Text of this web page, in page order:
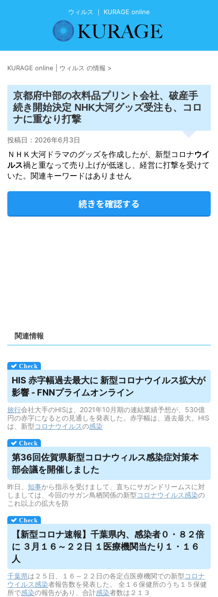
ウィルス ｜ KURAGE online
KURAGE online | ウィルス の情報 >
京都府中部の衣料品プリント会社、破産手
続き開始決定 NHK大河グッズ受注も、コロ
ナに重なり打撃
投稿日： 2026年6月3日
ＮＨＫ大河ドラマのグッズを作成したが、新型コロナウイ
ルス禍と重なって売り上げが低迷し、経営に打撃を受けて
いた。関連キーワードはありません
続きを確認する
関連情報
HIS 赤字幅過去最大に 新型コロナウイルス拡大が
影響 - FNNプライムオンライン
旅行会社大手のHISは、2021年10月期の連結業績予想が、530億
円の赤字になるとの見通しを発表した。赤字幅は、過去最大。HIS
は、新型コロナウイルスの感染
第36回佐賀県新型コロナウィルス感染症対策本
部会議を開催しました
昨日、 知事から指示を受けまして、直ちにサガンドリームスに対
しましては、今回のサガン鳥栖関係の新型コロナウイルス感染の
これ以上の拡大を防
【新型コロナ速報】千葉県内、感染者０・８２倍
に ３月１６～２２日 １医療機関当たり１・１６
人
千葉県は２５日、１６～２２日の各定点医療機関での新型コロナ
ウイルス感染者報告数を発表した。 全１６保健所のうち１５保健
所で感染の報告があり、合計感染者数は２１３